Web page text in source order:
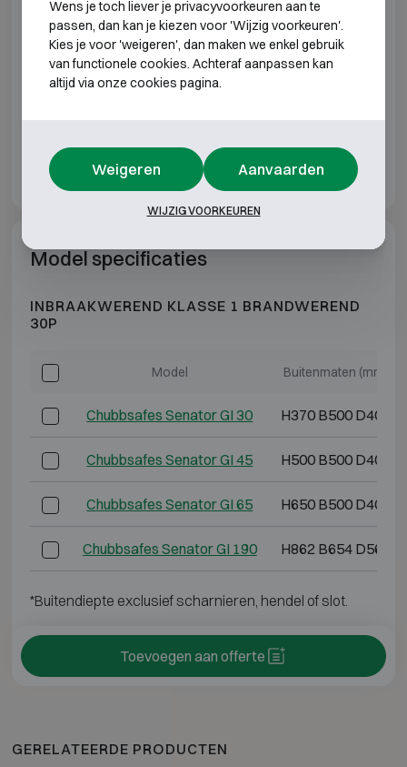
Extra opties
Bijpassende sloten
Dubbelbaard sleutelslot
Model specificaties
INBRAAKWEREND KLASSE 1 BRANDWEREND
30P
Model Buitenmaten (mm)
Chubbsafes Senator GI 30 H370 B500 D403
Chubbsafes Senator GI 45 H500 B500 D403
Chubbsafes Senator GI 65 H650 B500 D403
Chubbsafes Senator GI 190 H862 B654 D563
*Buitendiepte exclusief scharnieren, hendel of slot.
Toevoegen aan offerte
GERELATEERDE PRODUCTEN
Wens je toch liever je privacyvoorkeuren aan te
passen, dan kan je kiezen voor 'Wijzig voorkeuren'.
Kies je voor 'weigeren', dan maken we enkel gebruik
van functionele cookies. Achteraf aanpassen kan
altijd via onze cookies pagina.
Weigeren Aanvaarden
WIJZIG VOORKEUREN